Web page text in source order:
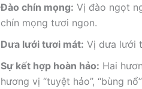
Đào chín mọng: Vị đào ngọt
chín mọng tươi ngon.
Dưa lưới tươi mát: Vị dưa lưới
Sự kết hợp hoàn hảo: Hai
hương vị “tuyệt hảo”, “bùng